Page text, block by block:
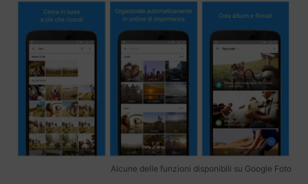
Alcune delle funzioni disponibili su Google Foto